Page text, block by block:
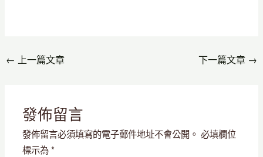
← 上一篇文章 下一篇文章 →
發佈留言
發佈留言必須填寫的電子郵件地址不會公開。 必填欄位
標示為*